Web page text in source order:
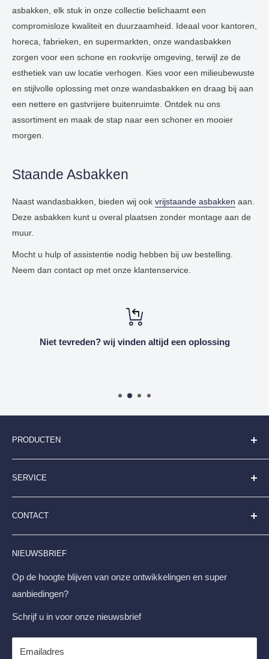
asbakken, elk stuk in onze collectie belichaamt een
compromisloze kwaliteit en duurzaamheid. Ideaal voor kantoren,
horeca, fabrieken, en supermarkten, onze wandasbakken
zorgen voor een schone en rookvrije omgeving, terwijl ze de
esthetiek van uw locatie verhogen. Kies voor een milieubewuste
en stijlvolle oplossing met onze wandasbakken en draag bij aan
een nettere en gastvrijere buitenruimte. Ontdek nu ons
assortiment en maak de stap naar een schoner en mooier
morgen.
Staande Asbakken
Naast wandasbakken, bieden wij ook vrijstaande asbakken aan.
Deze asbakken kunt u overal plaatsen zonder montage aan de
muur.
Mocht u hulp of assistentie nodig hebben bij uw bestelling.
Neem dan contact op met onze klantenservice.
Niet tevreden? wij vinden altijd een oplossing
PRODUCTEN
Kaarthouders
Kliklijsten
Digitale Displays
Stoepborden
SERVICE
Betaalmogelijkheden
Contactpagina en klantenservice
FAQ
Retourneren & Transportschade
Levertijd en Verzendkosten
Privacybeleid
Terugbetalingsbeleid
CONTACT
+31 513 - 794 595
Btw-nr. NL812547317B01
NIEUWSBRIEF
Op de hoogte blijven van onze ontwikkelingen en super
aanbiedingen?
Schrijf u in voor onze nieuwsbrief
Emailadres